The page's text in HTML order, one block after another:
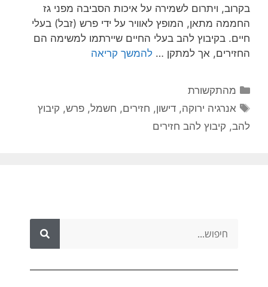
בקרוב, ויתרום לשמירה על איכות הסביבה מפני גז
החממה מתאן, המופץ לאוויר על ידי פרש (זבל) בעלי
חיים. בקיבוץ להב בעלי החיים שיירתמו למשימה הם
החזירים, אך למתקן … להמשך קריאה
מהתקשורת
אנרגיה ירוקה,דישון, חזירים, חשמל,פרש, קיבוץ
להב, קיבוץ להב חזירים